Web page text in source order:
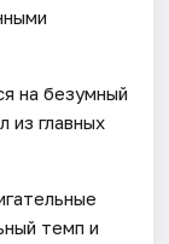
на безумный
из главных
темп и